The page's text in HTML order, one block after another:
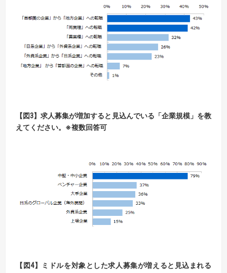
【図3】求人募集が増加すると見込んでいる「企業規模」を教
えてください。※複数回答可
【図4】ミドルを対象とした求人募集が増えると見込まれる